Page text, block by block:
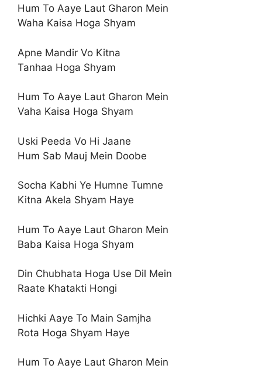
Hum To Aaye Laut Gharon Mein
Waha Kaisa Hoga Shyam
Apne Mandir Vo Kitna
Tanhaa Hoga Shyam
Hum To Aaye Laut Gharon Mein
Vaha Kaisa Hoga Shyam
Uski Peeda Vo Hi Jaane
Hum Sab Mauj Mein Doobe
Socha Kabhi Ye Humne Tumne
Kitna Akela Shyam Haye
Hum To Aaye Laut Gharon Mein
Baba Kaisa Hoga Shyam
Din Chubhata Hoga Use Dil Mein
Raate Khatakti Hongi
Hichki Aaye To Main Samjha
Rota Hoga Shyam Haye
Hum To Aaye Laut Gharon Mein